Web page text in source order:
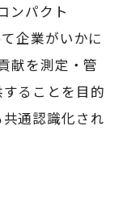
ンパクト
企業がいかに
献を測定・管
ることを目的
通認識化され